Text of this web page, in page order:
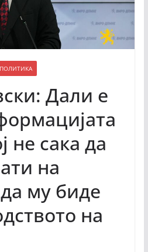
ПОЛИТИКА
Дали е
не сака да
на
му биде
на